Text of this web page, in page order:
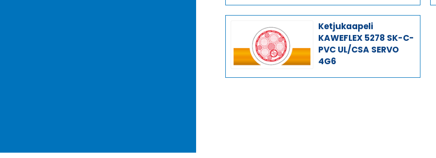
Ketjukaapeli
KAWEFLEX 5278 SK-C-
PVC UL/CSA SERVO
4G6